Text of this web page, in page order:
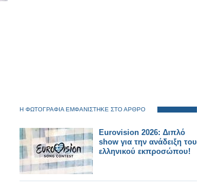
Η ΦΩΤΟΓΡΑΦΙΑ ΕΜΦΑΝΙΣΤΗΚΕ ΣΤΟ ΑΡΘΡΟ
Eurovision 2026: Διπλό
show για την ανάδειξη του
ελληνικού εκπροσώπου!